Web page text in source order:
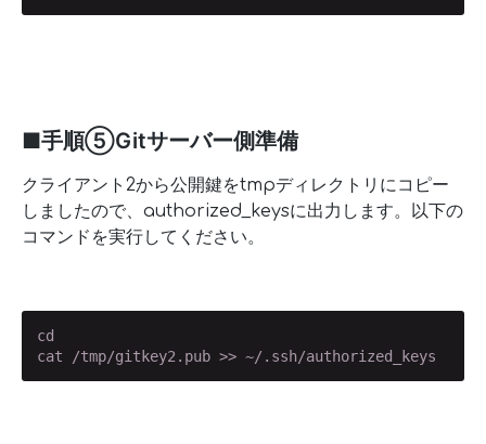
■手順⑤Gitサーバー側準備
クライアント2から公開鍵をtmpディレクトリにコピー
しましたので、authorized_keysに出力します。以下の
コマンドを実行してください。
cd
cat /tmp/gitkey2.pub >> ~/.ssh/authorized_keys